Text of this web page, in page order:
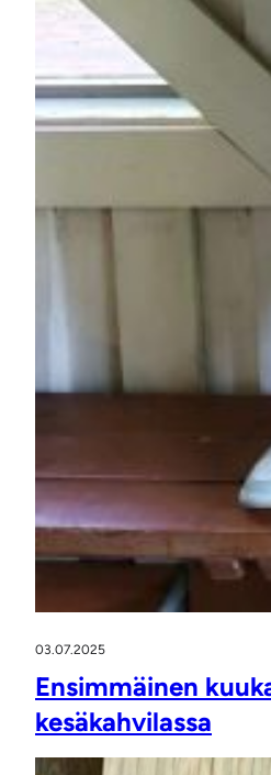
03.07.2025
Ensimmäinen
kesäkahvilassa